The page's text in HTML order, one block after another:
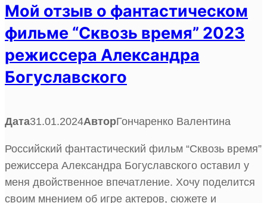
Мой отзыв о фантастическом
фильме “Сквозь время” 2023
режиссера Александра
Богуславского
Дата31.01.2024АвторГончаренко Валентина
Российский фантастический фильм “Сквозь время”
режиссера Александра Богуславского оставил у
меня двойственное впечатление. Хочу поделится
своим мнением об игре актеров, сюжете и